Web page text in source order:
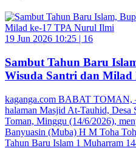
19 Jun 2026 10:25 | 16
Sambut Tahun Baru
Wisuda Santri dan
kaganga.com BABAT TOMAN,
halaman Masjid At-Tauhid, Desa
Toman, Minggu (14/6/2026),
Banyuasin (Muba) H M Toha
Tahun Baru Islam 1 Muharram